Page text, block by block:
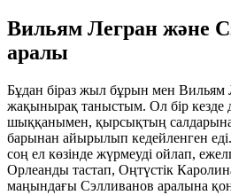
Вильям Легран және
аралы
Бұдан біраз жыл бұрын мен Вильям
жақынырақ таныстым. Ол бір кезде
шыққанымен, қырсықтың
барынан айырылып кедейленген
соң ел көзінде жүрмеуді ойлап,
Орлеанды тастап, Оңтүстік
маңындағы Сэлливанов аралына